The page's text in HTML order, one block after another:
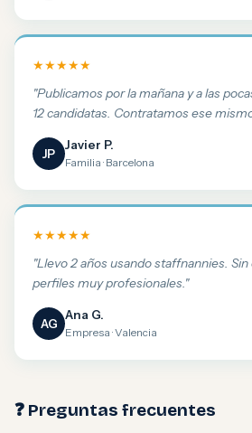
★★★★★
"Publicamos por la mañana y a las
12 candidatas. Contratamos ese
JP
Javier P.
Familia · Barcelona
★★★★★
"Llevo 2 años usando staffnannies.
perfiles muy profesionales."
AG
Ana G.
Empresa · Valencia
❓ Preguntas frecuentes